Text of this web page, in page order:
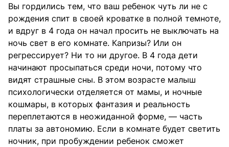
Вы гордились тем, что ваш ребенок чуть ли не с
рождения спит в своей кроватке в полной темноте,
и вдруг в 4 года он начал просить не выключать на
ночь свет в его комнате. Капризы? Или он
регрессирует? Ни то ни другое. В 4 года дети
начинают просыпаться среди ночи, потому что
видят страшные сны. В этом возрасте малыш
психологически отделяется от мамы, и ночные
кошмары, в которых фантазия и реальность
переплетаются в неожиданной форме, — часть
платы за автономию. Если в комнате будет светить
ночник, при пробуждении ребенок сможет